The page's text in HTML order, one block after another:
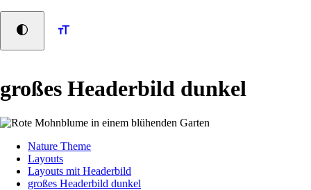
großes Headerbild dunkel
Nature Theme
Layouts
Layouts mit Headerbild
großes Headerbild dunkel